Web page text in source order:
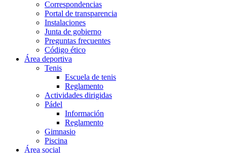
Correspondencias
Portal de transparencia
Instalaciones
Junta de gobierno
Preguntas frecuentes
Código ético
Área deportiva
Tenis
Escuela de tenis
Reglamento
Actividades dirigidas
Pádel
Información
Reglamento
Gimnasio
Piscina
Área social